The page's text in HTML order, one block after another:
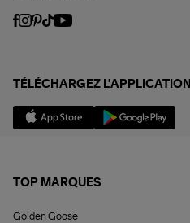
TÉLÉCHARGEZ L'APPLICATION
TOP MARQUES
Golden Goose